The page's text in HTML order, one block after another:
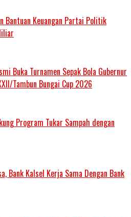
Bantuan Keuangan Partai Politik
Buka Turnamen Sepak Bola Gubernur
Tambun Bungai Cup 2026
Program Tukar Sampah dengan
Bank Kalsel Kerja Sama Dengan Bank